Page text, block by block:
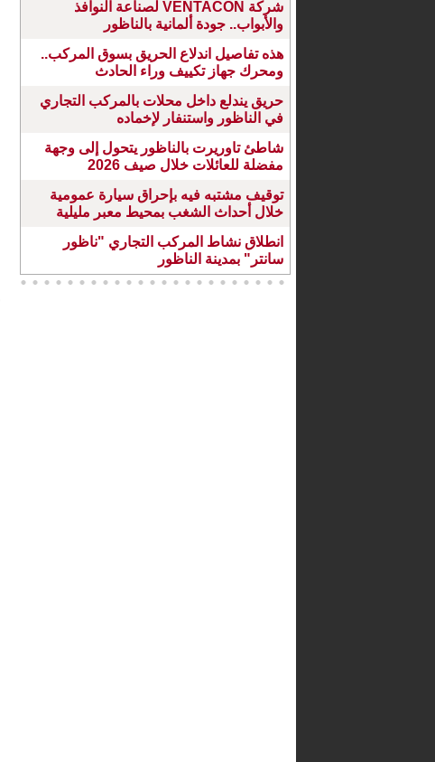
شركة VENTACON لصناعة النوافذ
والأبواب.. جودة ألمانية بالناظور
هذه تفاصيل اندلاع الحريق بسوق المركب..
ومحرك جهاز تكييف وراء الحادث
حريق يندلع داخل محلات بالمركب التجاري
في الناظور واستنفار لإخماده
شاطئ تاوريرت بالناظور يتحول إلى وجهة
مفضلة للعائلات خلال صيف 2026
توقيف مشتبه فيه بإحراق سيارة عمومية
خلال أحداث الشغب بمحيط معبر مليلية
انطلاق نشاط المركب التجاري "ناظور
سانتر" بمدينة الناظور